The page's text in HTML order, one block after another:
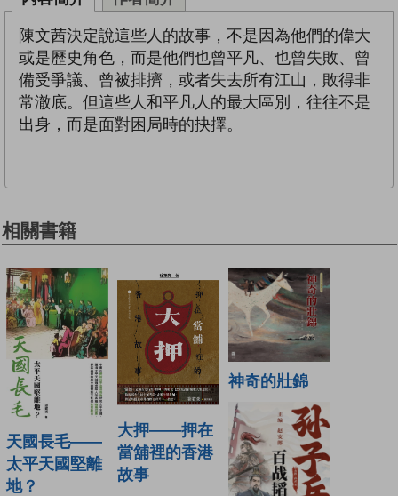
陳文茜決定說這些人的故事，不是因為他們的偉大
或是歷史角色，而是他們也曾平凡、也曾失敗、曾
備受爭議、曾被排擠，或者失去所有江山，敗得非
常澈底。但這些人和平凡人的最大區別，往往不是
出身，而是面對困局時的抉擇。
相關書籍
天國長毛——
太平天國堅離
地？
大押——押在
當舖裡的香港
故事
神奇的壯錦